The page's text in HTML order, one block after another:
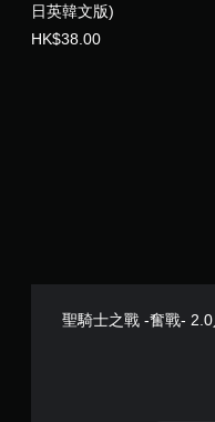
日英韓文版)
HK$38.00
聖騎士之戰 -奮戰-